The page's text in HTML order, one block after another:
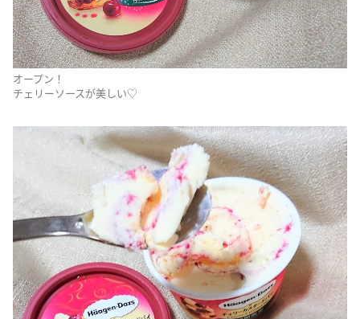
オープン！
チェリーソースが美しい♡